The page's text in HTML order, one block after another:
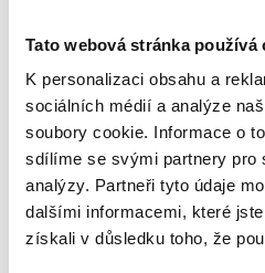
Tato webová stránka používá
K personalizaci obsahu a
sociálních médií a analýze
soubory cookie. Informace o
sdílíme se svými partnery pro
analýzy. Partneři tyto údaje
dalšími informacemi, které
získali v důsledku toho, že
kanálu, kde
shrnutí
Začněte nás
přehled o tom, jaké
nepravdy se zrovna
Newsletter